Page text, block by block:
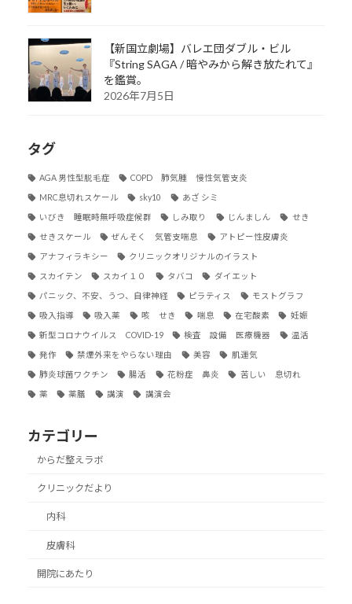
【新国立劇場】バレエ団ダブル・ビル
『String SAGA / 暗やみから解き放たれて』
を鑑賞。
2026年7月5日
タグ
AGA 男性型脱毛症 COPD 肺気腫 慢性気管支炎
MRC息切れスケール sky10 あざ シミ
いびき 睡眠時無呼吸症候群 しみ取り じんましん せき
せきスケール ぜんそく 気管支喘息 アトピー性皮膚炎
アナフィラキシー クリニックオリジナルのイラスト
スカイテン スカイ１０ タバコ ダイエット
パニック、不安、うつ、自律神経 ピラティス モストグラフ
吸入指導 吸入薬 咳 せき 喘息 在宅酸素 妊娠
新型コロナウイルス COVID-19 検査 設備 医療機器 温活
発作 禁煙外来をやらない理由 美容 肌運気
肺炎球菌ワクチン 腸活 花粉症 鼻炎 苦しい 息切れ
薬 薬膳 講演 講演会
カテゴリー
からだ整えラボ
クリニックだより
内科
皮膚科
開院にあたり